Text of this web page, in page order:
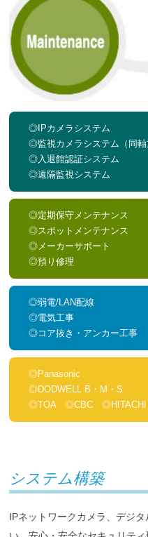
◎IPカメラシステム
◎監視カメラシステム（同軸
◎入退館認証システム
◎遠隔監視システム
◎定期保守メンテナンス
◎スポットメンテナンス
◎メーカーサポート
◎預り修理
◎弱電/LAN配線
◎電気工事
◎コア抜き・アンカー工事
◎Panasonic
◎DODWELL B・M・S
◎TOA ◎CBC ◎HITACHI
システム構築
IPネットワークカメラ、デジ